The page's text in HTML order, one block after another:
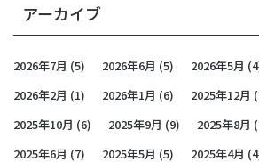
アーカイブ
2026年7月 (5) 2026年6月 (5) 2026年5月
2026年2月 (1) 2026年1月 (6) 2025年12月
2025年10月 (6) 2025年9月 (9) 2025年8月
2025年6月 (7) 2025年5月 (5) 2025年4月